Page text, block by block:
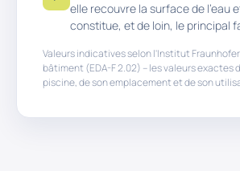
elle recouvre la surface de l'eau
constitue, et de loin, le principal
Valeurs indicatives selon l'Institut
bâtiment (EDA-F 2.02) – les valeurs exactes
piscine, de son emplacement et de son